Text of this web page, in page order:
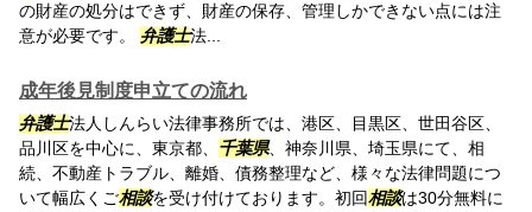
の財産の処分はできず、財産の保存、管理しかできない点には注
意が必要です。 弁護士法...
成年後見制度申立ての流れ
弁護士法人しんらい法律事務所では、港区、目黒区、世田谷区、
品川区を中心に、東京都、 千葉県、神奈川県、埼玉県にて、相
続、不動産トラブル、離婚、債務整理など、様々な法律問題につ
いて幅広くご相談を受け付けております。初回相談は30分無料に